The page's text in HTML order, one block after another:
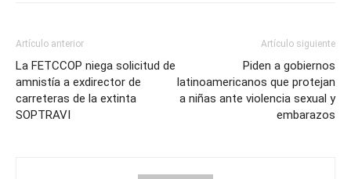
Artículo anterior
La FETCCOP niega solicitud de
amnistía a exdirector de
carreteras de la extinta
SOPTRAVI
Artículo siguiente
Piden a gobiernos
latinoamericanos que protejan
a niñas ante violencia sexual y
embarazos